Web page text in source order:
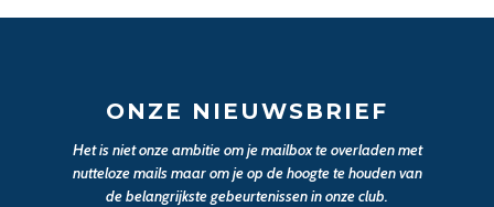
ONZE NIEUWSBRIEF
Het is niet onze ambitie om je mailbox te overladen met
nutteloze mails maar om je op de hoogte te houden van
de belangrijkste gebeurtenissen in onze club.